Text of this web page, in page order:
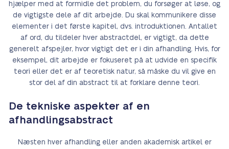
hjælper med at formidle det problem, du forsøger at løse, og
de vigtigste dele af dit arbejde. Du skal kommunikere disse
elementer i det første kapitel, dvs. introduktionen. Antallet
af ord, du tildeler hver abstractdel, er vigtigt, da dette
generelt afspejler, hvor vigtigt det er i din afhandling. Hvis, for
eksempel, dit arbejde er fokuseret på at udvide en specifik
teori eller det er af teoretisk natur, så måske du vil give en
stor del af din abstract til at forklare denne teori.
De tekniske aspekter af en
afhandlingsabstract
Næsten hver afhandling eller anden akademisk artikel er